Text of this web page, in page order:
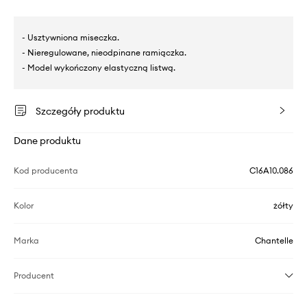
- Usztywniona miseczka.
- Nieregulowane, nieodpinane ramiączka.
- Model wykończony elastyczną listwą.
Szczegóły produktu
Dane produktu
Kod producenta C16A10.086
Kolor żółty
Marka Chantelle
Producent